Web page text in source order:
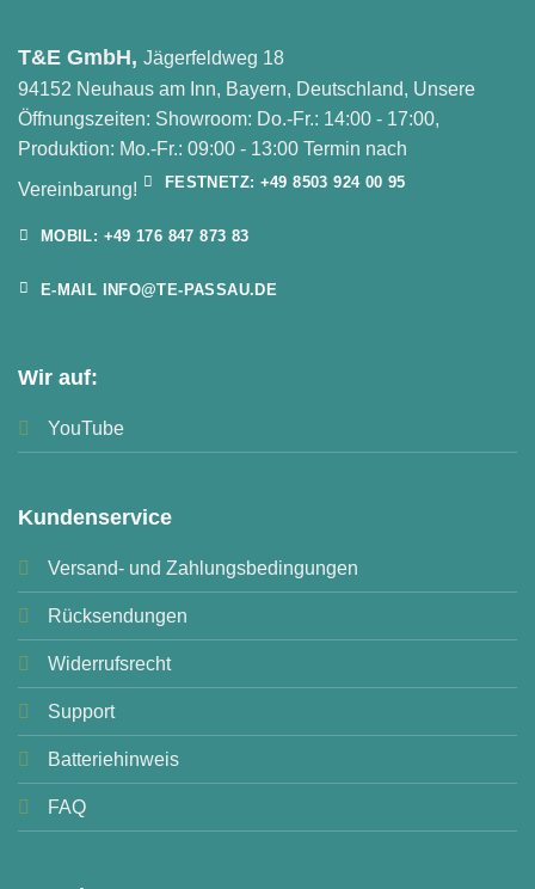
T&E GmbH, Jägerfeldweg 18
94152 Neuhaus am Inn, Bayern, Deutschland, Unsere
Öffnungszeiten: Showroom: Do.-Fr.: 14:00 - 17:00,
Produktion: Mo.-Fr.: 09:00 - 13:00 Termin nach
Vereinbarung!
FESTNETZ: +49 8503 924 00 95
MOBIL: +49 176 847 873 83
E-MAIL INFO@TE-PASSAU.DE
Wir auf:
YouTube
Kundenservice
Versand- und Zahlungsbedingungen
Rücksendungen
Widerrufsrecht
Support
Batteriehinweis
FAQ